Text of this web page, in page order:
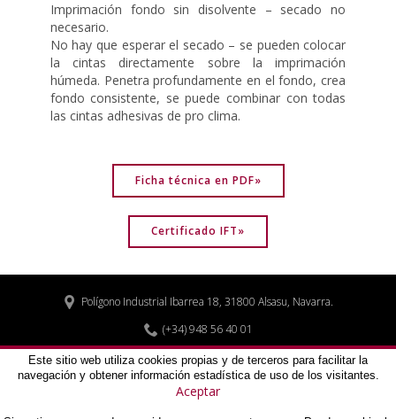
Imprimación fondo sin disolvente – secado no
necesario.
No hay que esperar el secado – se pueden colocar
la cintas directamente sobre la imprimación
húmeda. Penetra profundamente en el fondo, crea
fondo consistente, se puede combinar con todas
las cintas adhesivas de pro clima.
Ficha técnica en PDF»
Certificado IFT»
 Polígono Industrial Ibarrea 18, 31800 Alsasu, Navarra.
 (+34) 948 56 40 01
 biohaus@biohaus.es
Aviso legal
Este sitio web utiliza cookies propias y de terceros para facilitar la
navegación y obtener información estadística de uso de los visitantes.
Aceptar